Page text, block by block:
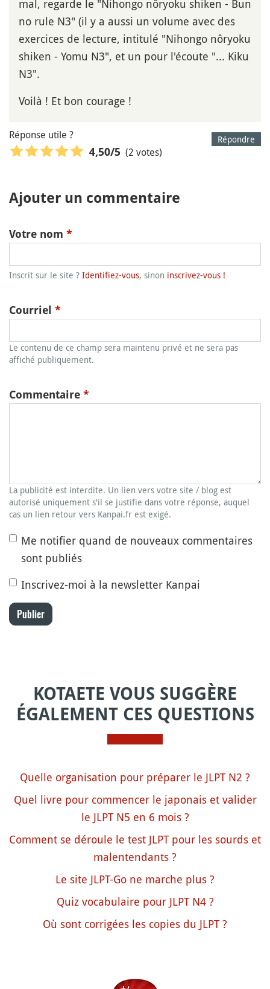
mal, regarde le "Nihongo nôryoku shiken - Bun
no rule N3" (il y a aussi un volume avec des
exercices de lecture, intitulé "Nihongo nôryoku
shiken - Yomu N3", et un pour l'écoute "... Kiku
N3".
Voilà ! Et bon courage !
Répondre
Réponse utile ?
4,50/5 (2 votes)
Ajouter un commentaire
Votre nom *
Inscrit sur le site ? Identifiez-vous, sinon inscrivez-vous !
Courriel *
Le contenu de ce champ sera maintenu privé et ne sera pas
affiché publiquement.
Commentaire *
La publicité est interdite. Un lien vers votre site / blog est
autorisé uniquement s'il se justifie dans votre réponse, auquel
cas un lien retour vers Kanpai.fr est exigé.
Me notifier quand de nouveaux commentaires
sont publiés
Inscrivez-moi à la newsletter Kanpai
Publier
KOTAETE VOUS SUGGÈRE
ÉGALEMENT CES QUESTIONS
Quelle organisation pour préparer le JLPT N2 ?
Quel livre pour commencer le japonais et valider
le JLPT N5 en 6 mois ?
Comment se déroule le test JLPT pour les sourds et
malentendants ?
Le site JLPT-Go ne marche plus ?
Quiz vocabulaire pour JLPT N4 ?
Où sont corrigées les copies du JLPT ?